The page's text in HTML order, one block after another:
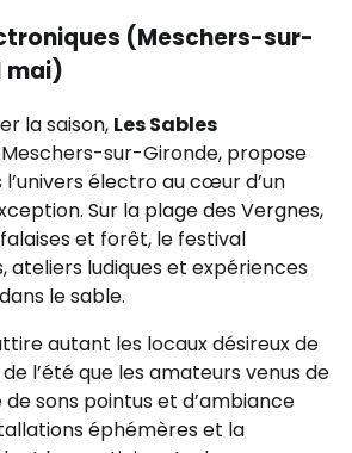
(Meschers-sur-
mai)
la saison, Les Sables
Meschers-sur-Gironde, propose
électro au cœur d’un
Sur la plage des Vergnes,
et forêt, le festival
ateliers ludiques et expériences
le sable.
autant les locaux désireux de
l’été que les amateurs venus de
de sons pointus et d’ambiance
éphémères et la